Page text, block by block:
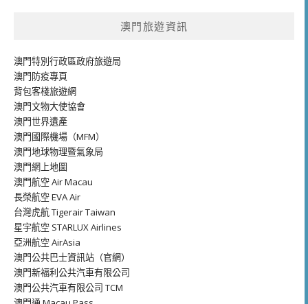
澳門旅遊資訊
澳門特別行政區政府旅遊局
澳門防疫專頁
背包客棧旅遊網
澳門文物大使協會
澳門世界遺產
澳門國際機場（MFM）
澳門地球物理暨氣象局
澳門網上地圖
澳門航空 Air Macau
長榮航空 EVA Air
台灣虎航 Tigerair Taiwan
星宇航空 STARLUX Airlines
亞洲航空 AirAsia
澳門公共巴士資訊站（官網）
澳門新福利公共汽車有限公司
澳門公共汽車有限公司 TCM